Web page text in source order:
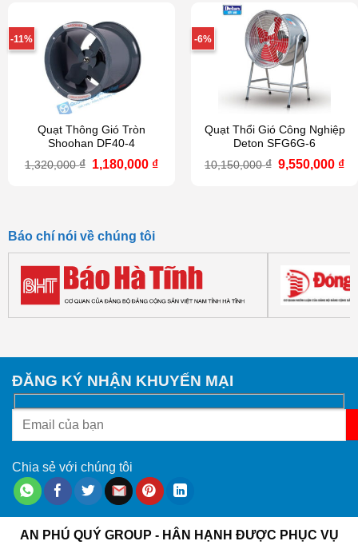
9,740,000 ₫.
-11%
Quạt Thông Gió Tròn
Shoohan DF40-4
1,320,000₫ Giá
1,180,000 ₫Giá
-6%
Quạt Thổi Gió Công Nghiệp
Deton SFG6G-6
10,150,000₫ Giá
9,550,000 ₫
Báo chí nói về chúng tôi
ĐĂNG KÝ NHẬN KHUYẾN MẠI
Chia sẻ với chúng tôi
AN PHÚ QUÝ GROUP - HÂN HẠNH ĐƯỢC PHỤC VỤ